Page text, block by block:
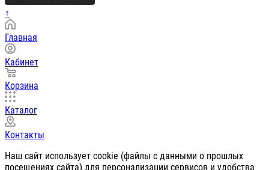
↑
Главная
Кабинет
Корзина
Каталог
Контакты
Наш сайт использует cookie (файлы с данными о прошлых
посещениях сайта) для персонализации сервисов и удобства